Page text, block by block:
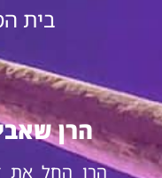
בית
הרן
הרן החל את